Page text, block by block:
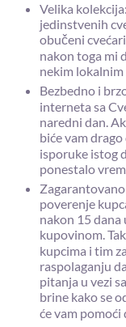
Velika
jedinstvenih
obučeni
nakon toga mi
nekim lokalnim
Bezbedno i
interneta sa
naredni dan.
biće vam
isporuke istog
ponestalo
poverenje
nakon 15
kupovinom.
kupcima i tim
raspolaganju
pitanja u vezi
brine kako se
će vam